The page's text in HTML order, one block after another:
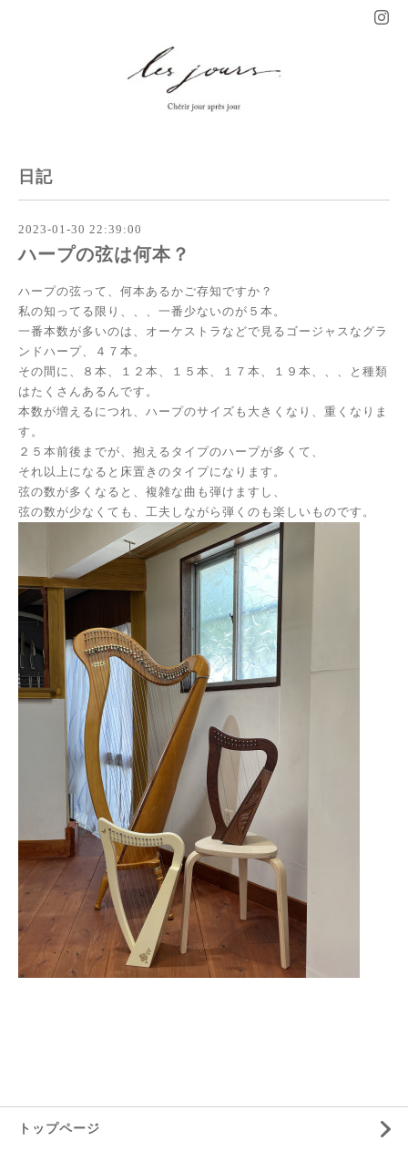
日記
2023-01-30 22:39:00
ハープの弦は何本？
ハープの弦って、何本あるかご存知ですか？
私の知ってる限り、、、一番少ないのが５本。
一番本数が多いのは、オーケストラなどで見るゴージャスなグラ
ンドハープ、４７本。
その間に、８本、１２本、１５本、１７本、１９本、、、と種類
はたくさんあるんです。
本数が増えるにつれ、ハープのサイズも大きくなり、重くなりま
す。
２５本前後までが、抱えるタイプのハープが多くて、
それ以上になると床置きのタイプになります。
弦の数が多くなると、複雑な曲も弾けますし、
弦の数が少なくても、工夫しながら弾くのも楽しいものです。
トップページ